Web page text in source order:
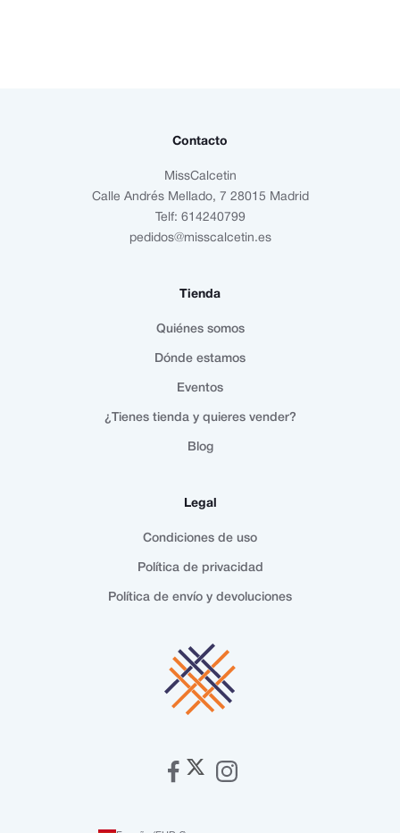
Contacto
MissCalcetin
Calle Andrés Mellado, 7 28015 Madrid
Telf: 614240799
pedidos@misscalcetin.es
Tienda
Quiénes somos
Dónde estamos
Eventos
¿Tienes tienda y quieres vender?
Blog
Legal
Condiciones de uso
Política de privacidad
Política de envío y devoluciones